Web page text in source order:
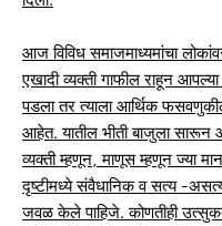
आज विविध समाजमाध्यमांचा
एखादी व्यक्ती गाफील राहून
पडला तर त्याला आर्थिक
आहेत. यातील भीती बाजुला सारून
व्यक्ती म्हणून, माणूस म्हणून ज्या
दृष्टीमध्ये संवैधानिक व सत्य -
जवळ केले पाहिजे. कोणतीही